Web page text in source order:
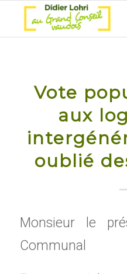
Vote
aux
oublié
Monsieur le
Communal